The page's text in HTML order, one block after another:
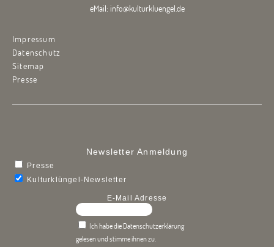
eMail: info@kulturkluengel.de
Impressum
Datenschutz
Sitemap
Presse
Newsletter Anmeldung
Presse
Kulturklüngel-Newsletter
E-Mail Adresse
Ich habe die Datenschutzerklärung
gelesen und stimme ihnen zu.